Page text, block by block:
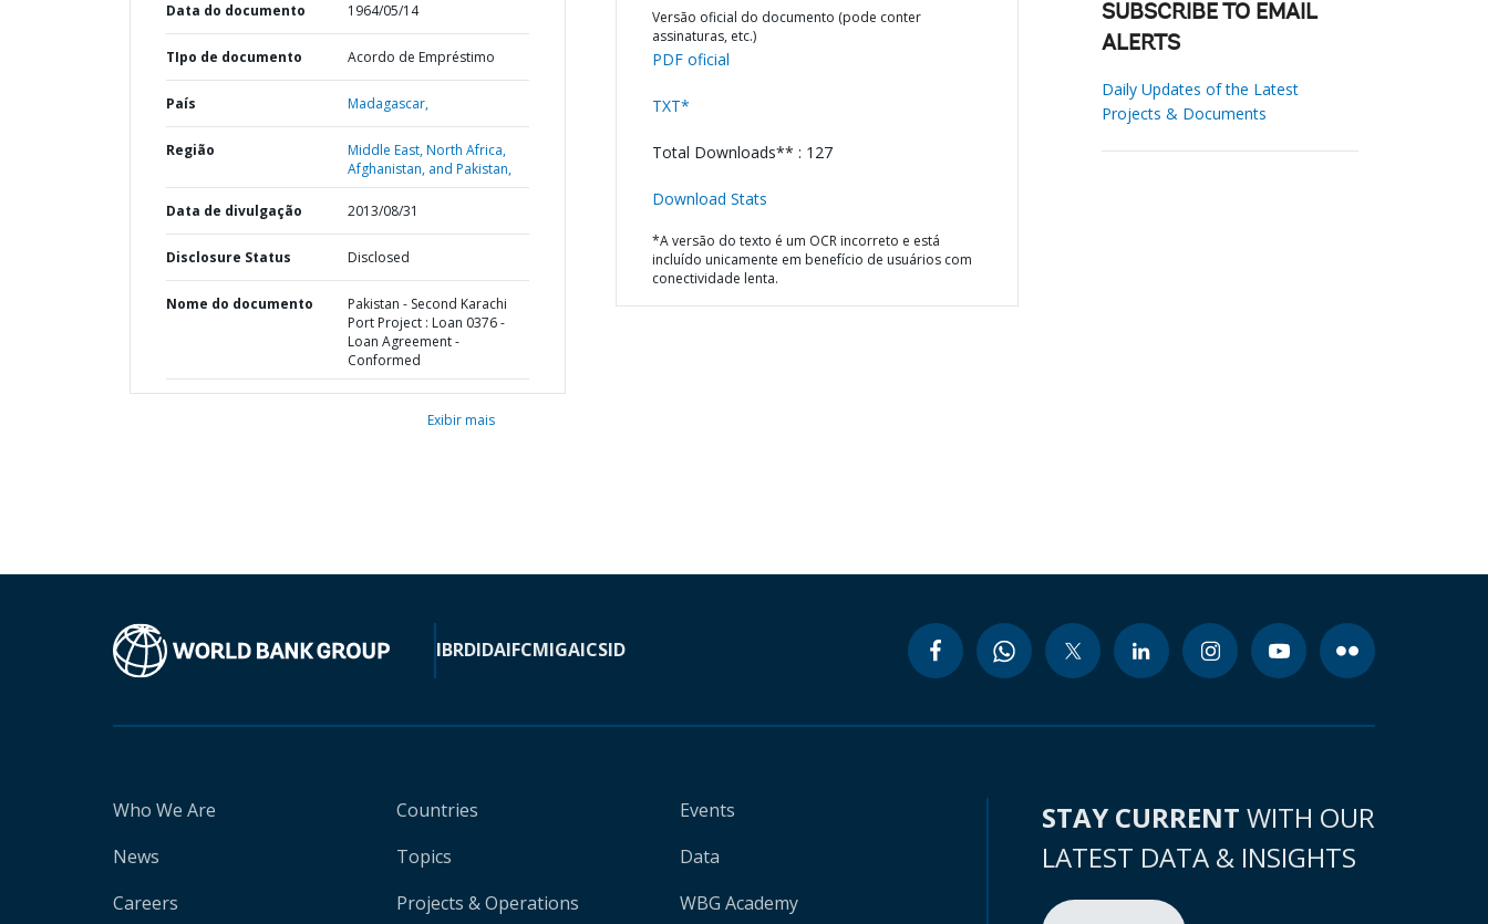
Data do documento 1964/05/14
TIpo de documento Acordo de Empréstimo
País Madagascar,
Região
Middle East, North Africa,
Afghanistan, and Pakistan,
Data de divulgação 2013/08/31
Disclosure Status Disclosed
Nome do documento
Pakistan - Second Karachi
Port Project : Loan 0376 -
Loan Agreement -
Conformed
Exibir mais
Versão oficial do documento (pode conter
assinaturas, etc.)
PDF oficial
TXT*
Total Downloads** : 127
Download Stats
*A versão do texto é um OCR incorreto e está
incluído unicamente em benefício de usuários com
conectividade lenta.
SUBSCRIBE TO EMAIL
ALERTS
Daily Updates of the Latest
Projects & Documents
IBRDIDAIFCMIGAICSID
Who We Are
News
Careers
Countries
Topics
Projects & Operations
Events
Data
WBG Academy
STAY CURRENT WITH OUR
LATEST DATA & INSIGHTS